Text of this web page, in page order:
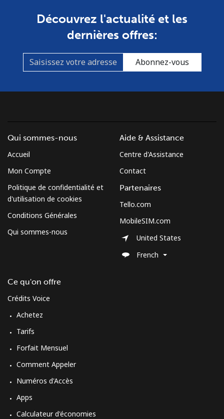
Découvrez l'actualité et les
dernières offres:
Abonnez-vous
Qui sommes-nous
Accueil
Mon Compte
Politique de confidentialité et
d'utilisation de cookies
Conditions Générales
Qui sommes-nous
Ce qu'on offre
Crédits Voice
Achetez
Tarifs
Forfait Mensuel
Comment Appeler
Numéros d'Accès
Apps
Calculateur d'économies
Aide & Assistance
Centre d'Assistance
Contact
Partenaires
Tello.com
MobileSIM.com
United States
French